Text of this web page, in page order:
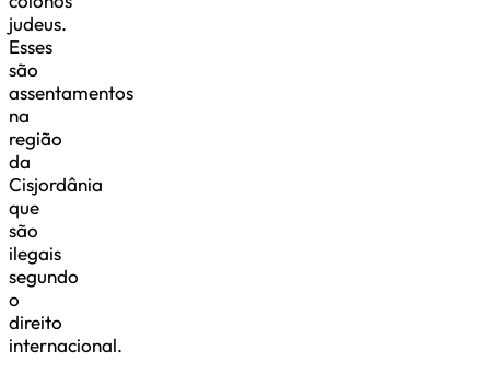
judeus.
Esses
são
assentamentos
na
região
da
Cisjordânia
que
são
ilegais
segundo
o
direito
internacional.